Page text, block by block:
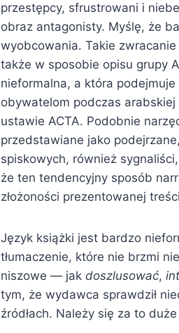
przestępcy, sfrustrowani i
obraz antagonisty. Myślę, że
wyobcowania. Takie
także w sposobie opisu grupy
nieformalna, a która
obywatelom podczas
ustawie ACTA. Podobnie
przedstawiane jako
spiskowych, również
że ten tendencyjny sposób
złożoności prezentowanej
Język książki jest bardzo
tłumaczenie, które nie brzmi
niszowe — jak doszlusować,
tym, że wydawca sprawdził
źródłach. Należy się za to